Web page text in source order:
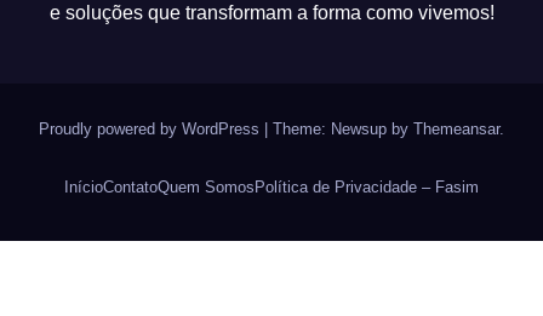
e soluções que transformam a forma como vivemos!
Proudly powered by WordPress | Theme: Newsup by Themeansar.
InícioContatoQuem Somos Política de Privacidade – Fasim